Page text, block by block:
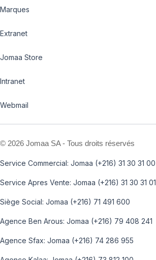
Marques
Extranet
Jomaa Store
Intranet
Webmail
© 2026 Jomaa SA - Tous droits réservés
Service Commercial: Jomaa (+216) 31 30 31 00
Service Apres Vente: Jomaa (+216) 31 30 31 01
Siège Social: Jomaa (+216) 71 491 600
Agence Ben Arous: Jomaa (+216) 79 408 241
Agence Sfax: Jomaa (+216) 74 286 955